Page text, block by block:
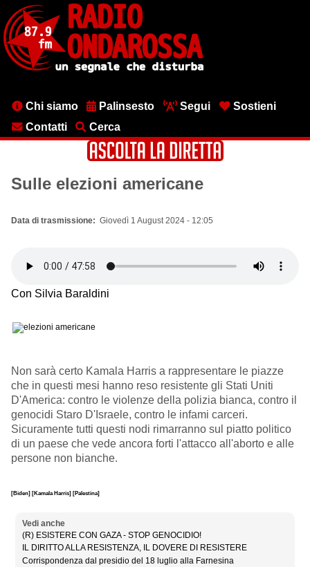
contenuto
principale
MenuChi siamo Palinsesto Segui
Sostieni
Contatti
Cerca
Sulle elezioni americane
Data di trasmissione Giovedì 1 August 2024 - 12:05
Con Silvia Baraldini
Non sarà certo Kamala Harris a rappresentare le piazze
che in questi mesi hanno reso resistente gli Stati Uniti
D'America: contro le violenze della polizia bianca, contro il
genocidi Staro D'Israele, contro le infami carceri.
Sicuramente tutti questi nodi rimarranno sul piatto politico
di un paese che vede ancora forti l'attacco all'aborto e alle
persone non bianche.
[Biden] [Kamala Harris] [Palestina]
Vedi anche
(R) ESISTERE CON GAZA - STOP GENOCIDIO!
IL DIRITTO ALLA RESISTENZA, IL DOVERE DI RESISTERE
Corrispondenza dal presidio del 18 luglio alla Farnesina